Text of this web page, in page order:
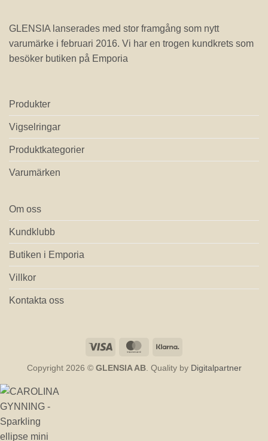
GLENSIA lanserades med stor framgång som nytt
varumärke i februari 2016. Vi har en trogen kundkrets som
besöker butiken på Emporia
Produkter
Vigselringar
Produktkategorier
Varumärken
Om oss
Kundklubb
Butiken i Emporia
Villkor
Kontakta oss
Visa MasterCard
Copyright 2026 © GLENSIA AB. Quality by Digitalpartner